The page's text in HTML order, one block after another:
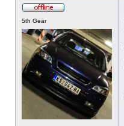
5th Gear